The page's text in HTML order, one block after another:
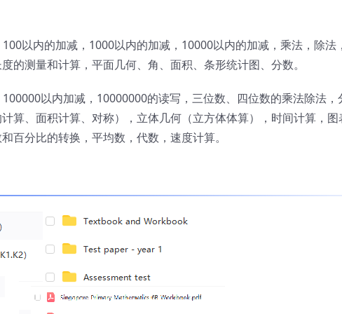
以内的加减，1000以内的加减，10000以内的加减，乘法，除法
的测量和计算，平面几何、角、面积、条形统计图、分数。
以内加减，10000000的读写，三位数、四位数的乘法除法，
算、面积计算、对称），立体几何（立方体体算），时间计算，图
百分比的转换，平均数，代数，速度计算。